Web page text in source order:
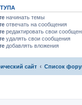
начинать темы
отвечать на сообщения
редактировать свои
удалять свои сообщения
добавлять вложения
сайт Список